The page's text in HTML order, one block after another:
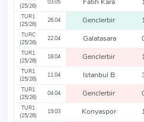
(25/26)
03.05 Fatih Kara
TUR1
(25/26)
26.04 Genclerbir
TURC
(25/26)
22.04 Galatasara
TUR1
(25/26)
18.04 Genclerbir
TUR1
(25/26)
11.04 Istanbul B
TUR1
(25/26)
04.04 Genclerbir
TUR1
(25/26)
19.03 Konyaspor